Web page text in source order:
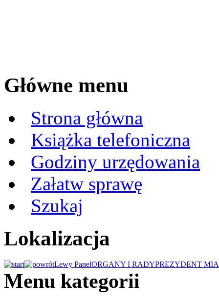
Główne menu
Strona główna
Książka telefoniczna
Godziny urzędowania
Załatw sprawę
Szukaj
Lokalizacja
Lewy PanelORGANY I RADYPREZYDENT
Menu kategorii